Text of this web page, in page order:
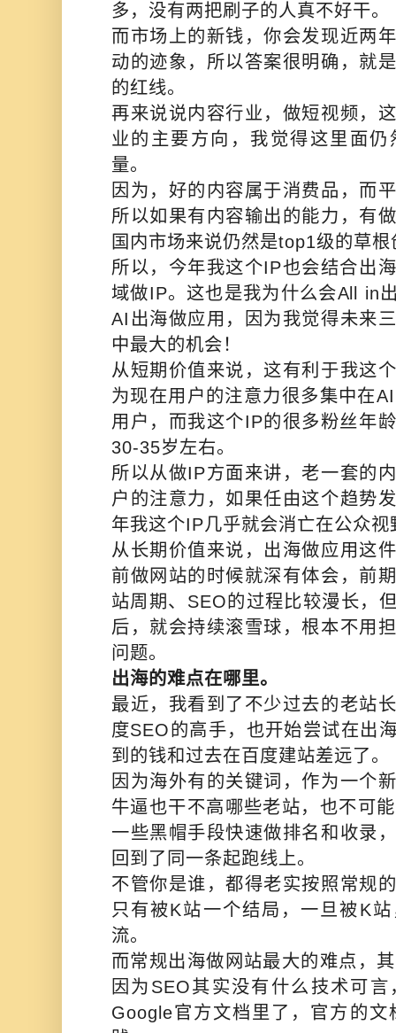
多，没有两把刷子的人真不好干。
而市场上的新钱，你会发现近两
动的迹象，所以答案很明确，就
的红线。
再来说说内容行业，做短视频，
业的主要方向，我觉得这里面
量。
因为，好的内容属于消费品，而
所以如果有内容输出的能力，有
国内市场来说仍然是top1级的草
所以，今年我这个IP也会结合出
域做IP。这也是我为什么会All in
AI出海做应用，因为我觉得未来
中最大的机会！
从短期价值来说，这有利于我这
为现在用户的注意力很多集中在
用户，而我这个IP的很多粉丝年
30-35岁左右。
所以从做IP方面来讲，老一套的
户的注意力，如果任由这个趋势
年我这个IP几乎就会消亡在公众视
从长期价值来说，出海做应用这
前做网站的时候就深有体会，前
站周期、SEO的过程比较漫长，
后，就会持续滚雪球，根本不用
问题。
出海的难点在哪里。
最近，我看到了不少过去的老站
度SEO的高手，也开始尝试在出
到的钱和过去在百度建站差远了。
因为海外有的关键词，作为一个
牛逼也干不高哪些老站，也不可
一些黑帽手段快速做排名和收录
回到了同一条起跑线上。
不管你是谁，都得老实按照常规
只有被K站一个结局，一旦被K
流。
而常规出海做网站最大的难点，
因为SEO其实没有什么技术可
Google官方文档里了，官方的